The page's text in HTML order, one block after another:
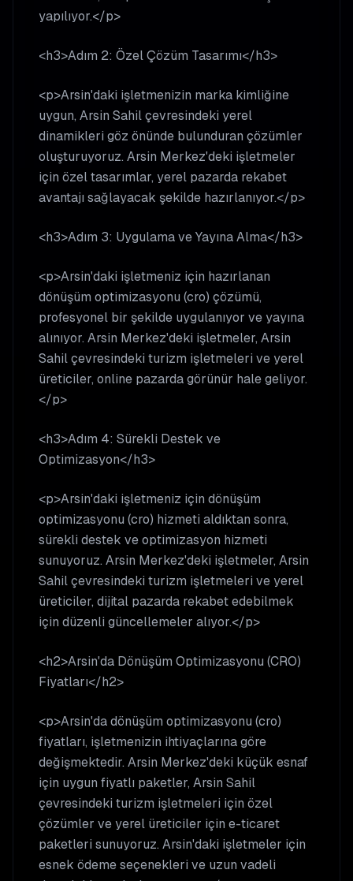
yapılıyor.</p>
<h3>Adım 2: Özel Çözüm Tasarımı</h3>
<p>Arsin'daki işletmenizin marka kimliğine
uygun, Arsin Sahil çevresindeki yerel
dinamikleri göz önünde bulunduran çözümler
oluşturuyoruz. Arsin Merkez'deki işletmeler
için özel tasarımlar, yerel pazarda rekabet
avantajı sağlayacak şekilde hazırlanıyor.</p>
<h3>Adım 3: Uygulama ve Yayına Alma</h3>
<p>Arsin'daki işletmeniz için hazırlanan
dönüşüm optimizasyonu (cro) çözümü,
profesyonel bir şekilde uygulanıyor ve yayına
alınıyor. Arsin Merkez'deki işletmeler, Arsin
Sahil çevresindeki turizm işletmeleri ve yerel
üreticiler, online pazarda görünür hale geliyor.
</p>
<h3>Adım 4: Sürekli Destek ve
Optimizasyon</h3>
<p>Arsin'daki işletmeniz için dönüşüm
optimizasyonu (cro) hizmeti aldıktan sonra,
sürekli destek ve optimizasyon hizmeti
sunuyoruz. Arsin Merkez'deki işletmeler, Arsin
Sahil çevresindeki turizm işletmeleri ve yerel
üreticiler, dijital pazarda rekabet edebilmek
için düzenli güncellemeler alıyor.</p>
<h2>Arsin'da Dönüşüm Optimizasyonu (CRO)
Fiyatları</h2>
<p>Arsin'da dönüşüm optimizasyonu (cro)
fiyatları, işletmenizin ihtiyaçlarına göre
değişmektedir. Arsin Merkez'deki küçük esnaf
için uygun fiyatlı paketler, Arsin Sahil
çevresindeki turizm işletmeleri için özel
çözümler ve yerel üreticiler için e-ticaret
paketleri sunuyoruz. Arsin'daki işletmeler için
esnek ödeme seçenekleri ve uzun vadeli